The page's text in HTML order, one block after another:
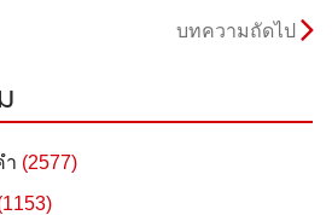
บทความถัดไป
ำ (2577)